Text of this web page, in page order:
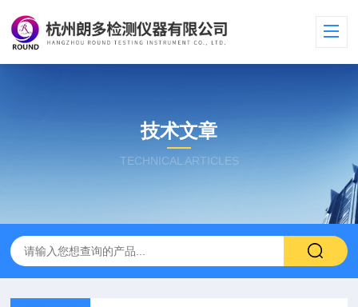
技术文章
TECHNICAL ARTICLES